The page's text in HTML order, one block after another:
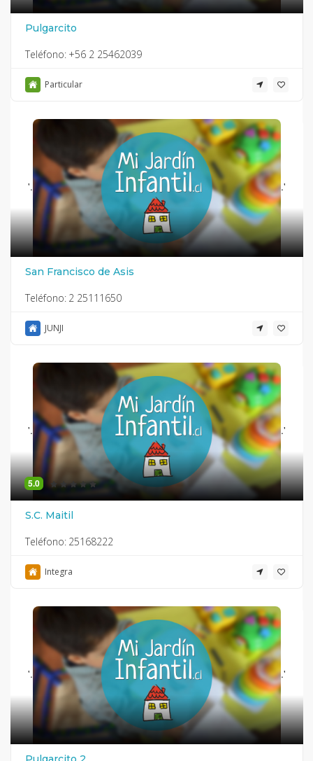
Pulgarcito
Teléfono: +56 2 25462039
Particular
'. .'
San Francisco de Asis
Teléfono: 2 25111650
JUNJI
'. .'
5.0
S.C. Maitil
Teléfono: 25168222
Integra
'. .'